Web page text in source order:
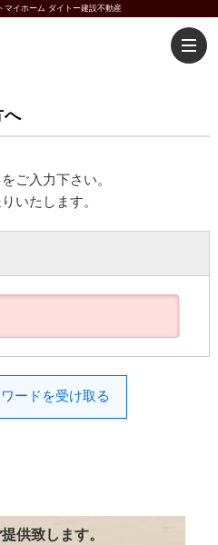
マイホーム ダイトー建設不動産
へ
ご入力下さい。
いたします。
供致します。